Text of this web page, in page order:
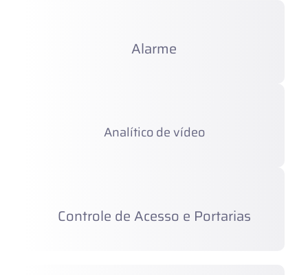
Alarme
Analítico de vídeo
Controle de Acesso e Portarias